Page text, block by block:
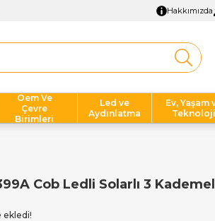
Hakkımızda
Oem Ve
Çevre
Birimleri
Led ve
Aydınlatma
Ev, Yaşam
Teknoloji
Cob Ledli Solarlı 3
ekledi!